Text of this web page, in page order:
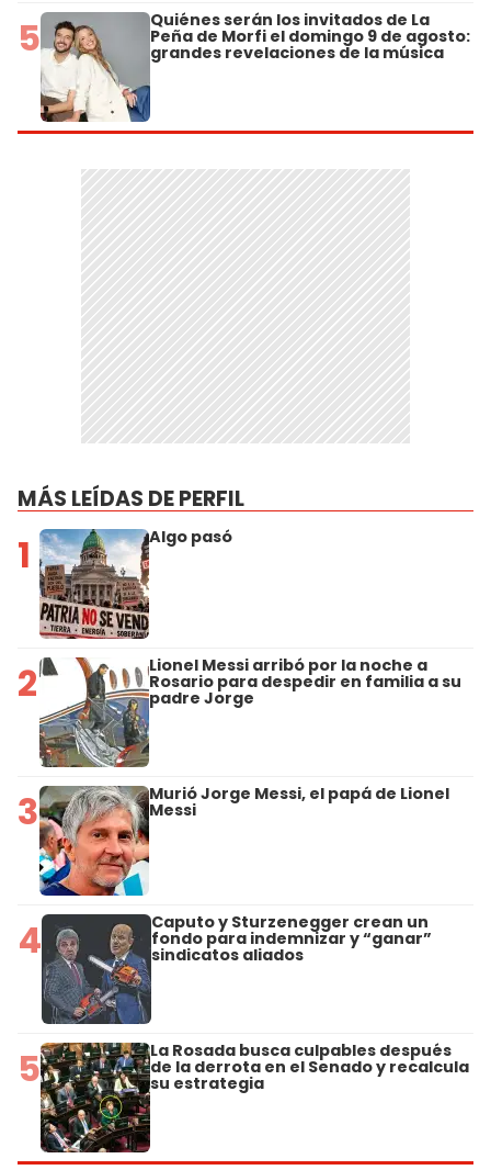
5 Quiénes serán los invitados de La
Peña de Morfi el domingo 9 de agosto:
grandes revelaciones de la música
MÁS LEÍDAS DE PERFIL
1 Algo pasó
2 Lionel Messi arribó por la noche a
Rosario para despedir en familia a su
padre Jorge
3 Murió Jorge Messi, el papá de Lionel
Messi
4 Caputo y Sturzenegger crean un
fondo para indemnizar y “ganar”
sindicatos aliados
5 La Rosada busca culpables después
de la derrota en el Senado y recalcula
su estrategia